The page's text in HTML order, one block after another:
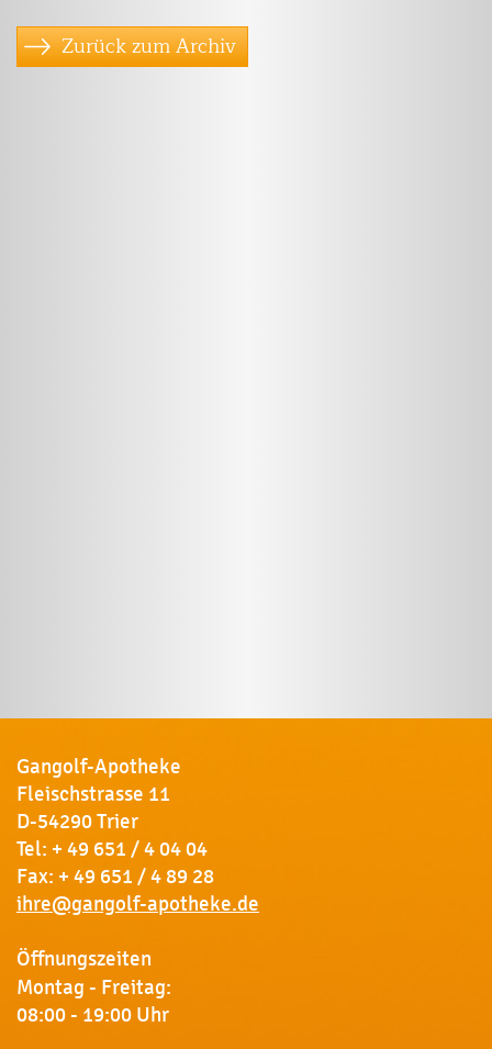
Zurück zum Archiv
Gangolf-Apotheke
Fleischstrasse 11
D-54290 Trier
Tel: + 49 651 / 4 04 04
Fax: + 49 651 / 4 89 28
ihre@gangolf-apotheke.de
Öffnungszeiten
Montag - Freitag:
08:00 - 19:00 Uhr